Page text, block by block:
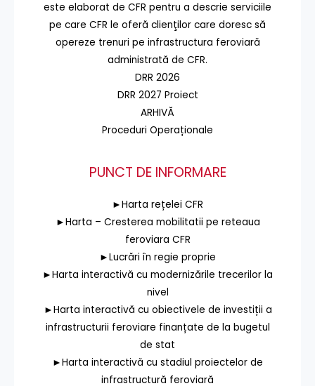
este elaborat de CFR pentru a descrie serviciile
pe care CFR le oferă clienţilor care doresc să
opereze trenuri pe infrastructura feroviară
administrată de CFR.
DRR 2026
DRR 2027 Proiect
ARHIVĂ
Proceduri Operaționale
PUNCT DE INFORMARE
►Harta rețelei CFR
►Harta – Cresterea mobilitatii pe reteaua
feroviara CFR
►Lucrări în regie proprie
►Harta interactivă cu modernizările trecerilor la
nivel
►Harta interactivă cu obiectivele de investiții a
infrastructurii feroviare finanțate de la bugetul
de stat
►Harta interactivă cu stadiul proiectelor de
infrastructură feroviară